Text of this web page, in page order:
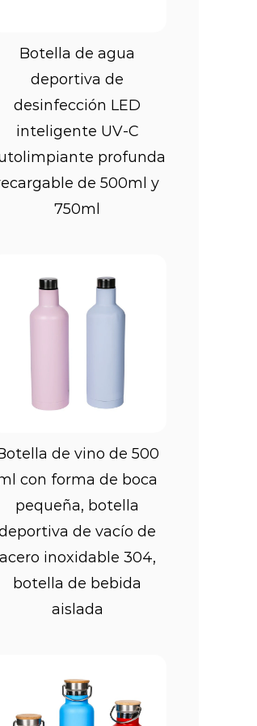
en su lugar y
deportivas
están
bebida sin
agua ni bebidas
es su capacidad
deportivas
las bebidas
particularmente útil
deportivas
se
la ergonomía y
tienes las
deportivas
Ver más
Botella de agua
deportiva de
desinfección LED
inteligente UV-C
profunda
de 500ml y
750ml
Ver más
de vino de 500
con forma de boca
pequeña, botella
de vacío de
acero inoxidable 304,
botella de bebida
aislada